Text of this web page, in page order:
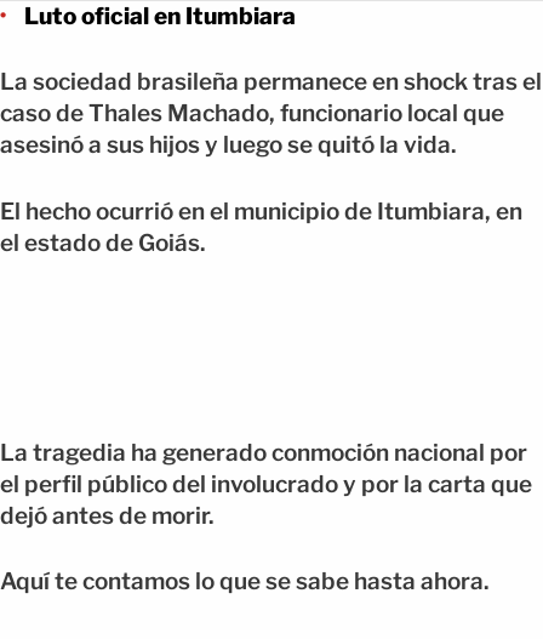
Luto oficial en Itumbiara
La sociedad brasileña permanece en shock tras el
caso de Thales Machado, funcionario local que
asesinó a sus hijos y luego se quitó la vida.
El hecho ocurrió en el municipio de Itumbiara, en
el estado de Goiás.
La tragedia ha generado conmoción nacional por
el perfil público del involucrado y por la carta que
dejó antes de morir.
Aquí te contamos lo que se sabe hasta ahora.